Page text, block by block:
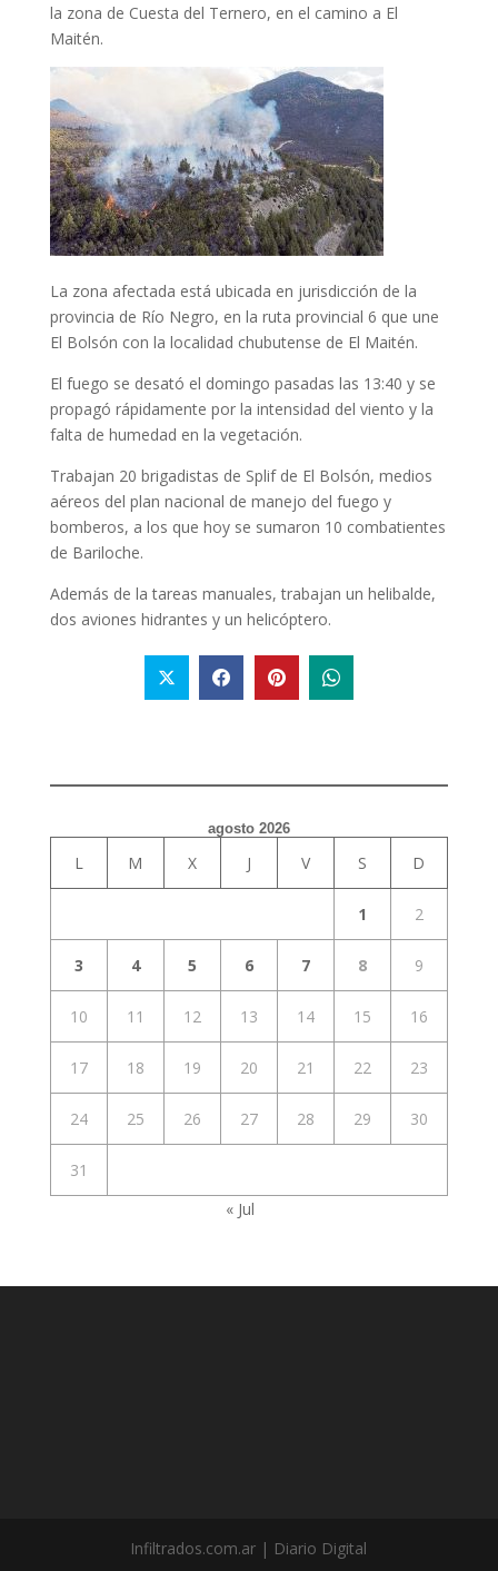
la zona de Cuesta del Ternero, en el camino a El
Maitén.
La zona afectada está ubicada en jurisdicción de la
provincia de Río Negro, en la ruta provincial 6 que une
El Bolsón con la localidad chubutense de El Maitén.
El fuego se desató el domingo pasadas las 13:40 y se
propagó rápidamente por la intensidad del viento y la
falta de humedad en la vegetación.
Trabajan 20 brigadistas de Splif de El Bolsón, medios
aéreos del plan nacional de manejo del fuego y
bomberos, a los que hoy se sumaron 10 combatientes
de Bariloche.
Además de la tareas manuales, trabajan un helibalde,
dos aviones hidrantes y un helicóptero.
agosto 2026
L M X J V S D
1 2
3 4 5 6 7 8 9
10 11 12 13 14 15 16
17 18 19 20 21 22 23
24 25 26 27 28 29 30
31
« Jul
Infiltrados.com.ar | Diario Digital